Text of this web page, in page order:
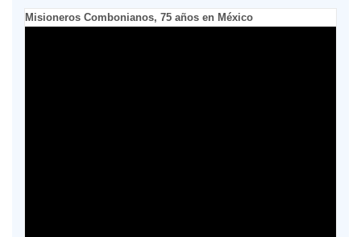
Misioneros Combonianos, 75 años en México